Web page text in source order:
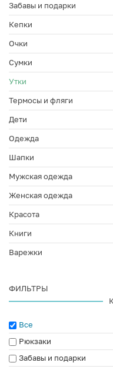
Забавы и подарки
Кепки
Очки
Сумки
Утки
Термосы и фляги
Дети
Одежда
Шапки
Мужская одежда
Женская одежда
Красота
Книги
Варежки
ФИЛЬТРЫ
Все
Рюкзаки
Забавы и подарки